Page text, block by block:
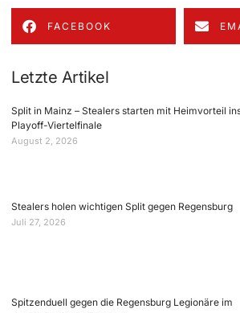
FACEBOOK
Letzte Artikel
Split in Mainz – Stealers starten mit Heimvorteil
Playoff-Viertelfinale
August 2, 2026
Stealers holen wichtigen Split gegen Regensburg
Juli 27, 2026
Spitzenduell gegen die Regensburg Legionäre im